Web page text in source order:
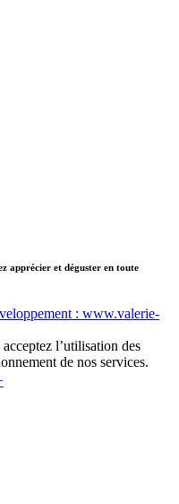
apprécier et déguster en toute
: www.valerie-
l’utilisation des
de nos services.